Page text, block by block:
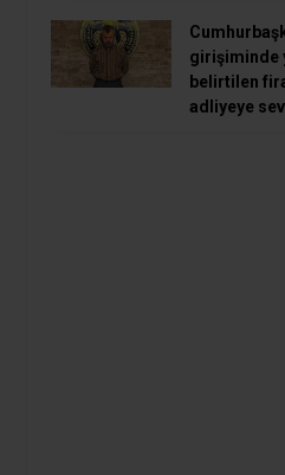
girişiminde
belirtilen
adliyeye